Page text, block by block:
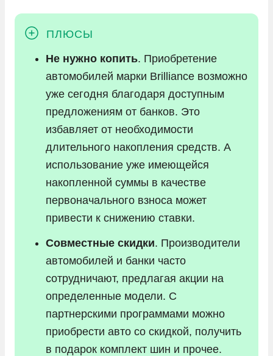
Не нужно копить. Приобретение
автомобилей марки Brilliance возможно
уже сегодня благодаря доступным
предложениям от банков. Это
избавляет от необходимости
длительного накопления средств. А
использование уже имеющейся
накопленной суммы в качестве
первоначального взноса может
привести к снижению ставки.
Совместные скидки. Производители
автомобилей и банки часто
сотрудничают, предлагая акции на
определенные модели. С
партнерскими программами можно
приобрести авто со скидкой, получить
в подарок комплект шин и прочее.